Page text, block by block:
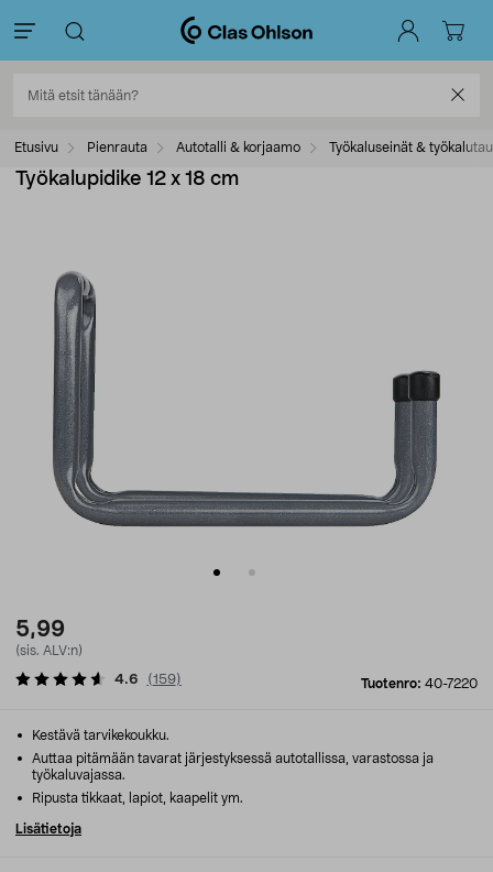
Etusivu Pienrauta Autotalli & korjaamo Työkaluseinät &
Työkalupidike 12 x 18 cm
5,99
(sis. ALV:n)
Tuotenro: 40-7220
4.6 (159)
Kestävä tarvikekoukku.
Auttaa pitämään tavarat järjestyksessä autotallissa, varastossa ja
työkaluvajassa.
Ripusta tikkaat, lapiot, kaapelit ym.
Lisätietoja